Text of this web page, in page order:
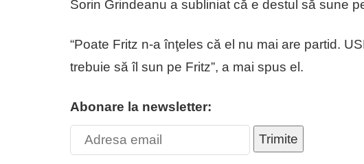
Sorin Grindeanu a subliniat că e destul să sune
“Poate Fritz n-a înţeles că el nu mai are partid.
trebuie să îl sun pe Fritz”, a mai spus el.
Abonare la newsletter:
Trimite